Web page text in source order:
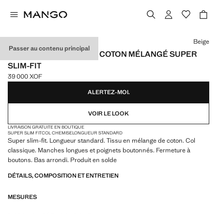
Passer au contenu principal
CHEMISE DE COSTUME COTON MÉLANGÉ SUPER
SLIM-FIT
Prix actuel [39 000 XOF ]
39 000 XOF
Choisissez une couleur
Beige
ALERTEZ-MOI.
VOIR LE LOOK
LIVRAISON GRATUITE EN BOUTIQUE
SUPER SLIM FITCOL CHEMISELONGUEUR STANDARD
Super slim-fit. Longueur standard. Tissu en mélange de coton. Col
classique. Manches longues et poignets boutonnés. Fermeture à
boutons. Bas arrondi. Produit en solde
DÉTAILS, COMPOSITION ET ENTRETIEN
MESURES